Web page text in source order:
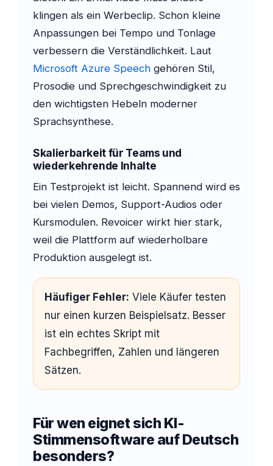
klingen als ein Werbeclip. Schon kleine
Anpassungen bei Tempo und Tonlage
verbessern die Verständlichkeit. Laut
Microsoft Azure Speech gehören Stil,
Prosodie und Sprechgeschwindigkeit zu
den wichtigsten Hebeln moderner
Sprachsynthese.
Skalierbarkeit für Teams und
wiederkehrende Inhalte
Ein Testprojekt ist leicht. Spannend wird es
bei vielen Demos, Support-Audios oder
Kursmodulen. Revoicer wirkt hier stark,
weil die Plattform auf wiederholbare
Produktion ausgelegt ist.
Häufiger Fehler: Viele Käufer testen
nur einen kurzen Beispielsatz. Besser
ist ein echtes Skript mit
Fachbegriffen, Zahlen und längeren
Sätzen.
Für wen eignet sich KI-
Stimmensoftware auf Deutsch
besonders?